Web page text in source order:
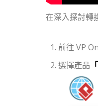
在深入探討轉
前往 VP
選擇產品